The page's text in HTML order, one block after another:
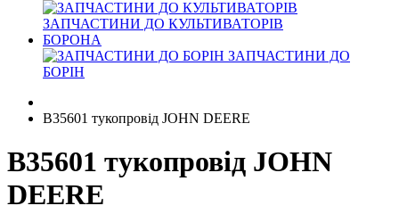
ЗАПЧАСТИНИ ДО КУЛЬТИВАТОРІВ
БОРОНА
ЗАПЧАСТИНИ ДО
БОРІН
B35601 тукопровід JOHN DEERE
B35601 тукопровід JOHN
DEERE